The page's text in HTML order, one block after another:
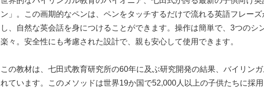
ン」。この画期的なペンは、ペンをタッチするだけで流れる英語フレー
し、自然な英会話を身につけることができます。操作は簡単で、3つのシ
楽々。安全性にも考慮された設計で、親も安心して使用できます。
この教材は、七田式教育研究所の60年に及ぶ研究開発の結果、バイリン
れています。このメソッドは世界19か国で52,000人以上の子供たちに採